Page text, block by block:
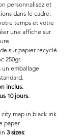
personnalisez et
dans le cadre.
temps et votre
une affiche sur
sur papier recyclé
250gr.
un emballage
inclus.
10 jours.
map in black ink
paper
3 sizes: